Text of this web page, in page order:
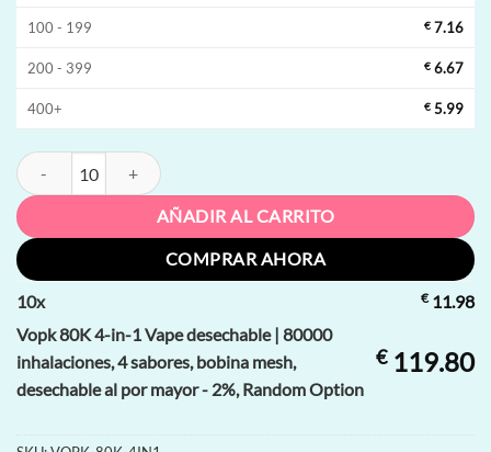
100 - 199 € 7.16
200 - 399 € 6.67
400+ € 5.99
Vopk 80K 4-in-1 Vape desechable | 80000 inhalaciones, 4 sabores,
AÑADIR AL CARRITO
COMPRAR AHORA
10x €11.98
Vopk 80K 4-in-1 Vape desechable | 80000
inhalaciones, 4 sabores, bobina mesh,
desechable al por mayor - 2%, Random Option
€119.80